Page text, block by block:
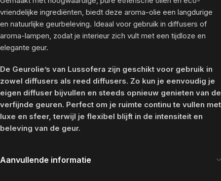
vriendelijke ingrediënten, biedt deze aroma-olie een langdurige
en natuurlijke geurbeleving. Ideaal voor gebruik in diffusers of
aroma-lampen, zodat je interieur zich vult met een tijdloze en
elegante geur.
De Geurolie’s van Lussofera zijn geschikt voor gebruik in
zowel diffusers als reed diffusers. Zo kun je eenvoudig je
eigen diffuser bijvullen en steeds opnieuw genieten van de
verfijnde geuren. Perfect om je ruimte continu te vullen met
luxe en sfeer, terwijl je flexibel blijft in de intensiteit en
beleving van de geur.
Aanvullende informatie